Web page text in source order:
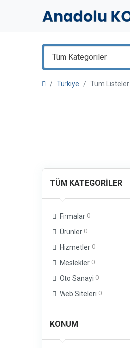
Tüm Kategoriler
Türkiye Tüm
TÜM KATEGORILER
Firmalar 0
Ürünler 0
Hizmetler 0
Meslekler 0
Oto Sanayi 0
Web Siteleri 0
KONUM